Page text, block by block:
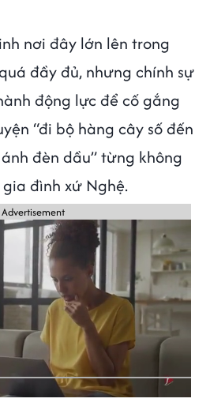
nơi đây lớn lên trong
đầy đủ, nhưng chính sự
động lực để cố gắng
“đi bộ hàng cây số đến
đèn dầu” từng không
đình xứ Nghệ.
Advertisement